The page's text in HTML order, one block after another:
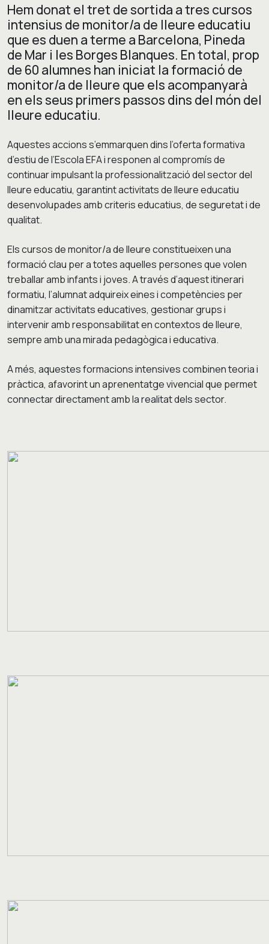
Hem donat el tret de sortida a tres cursos
intensius de monitor/a de lleure educatiu
que es duen a terme a Barcelona, Pineda
de Mar i les Borges Blanques. En total, prop
de 60 alumnes han iniciat la formació de
monitor/a de lleure que els acompanyarà
en els seus primers passos dins del món del
lleure educatiu.
Aquestes accions s’emmarquen dins l’oferta formativa
d’estiu de l’Escola EFA i responen al compromís de
continuar impulsant la professionalització del sector del
lleure educatiu, garantint activitats de lleure educatiu
desenvolupades amb criteris educatius, de seguretat i de
qualitat.
Els cursos de monitor/a de lleure constitueixen una
formació clau per a totes aquelles persones que volen
treballar amb infants i joves. A través d’aquest itinerari
formatiu, l’alumnat adquireix eines i competències per
dinamitzar activitats educatives, gestionar grups i
intervenir amb responsabilitat en contextos de lleure,
sempre amb una mirada pedagògica i educativa.
A més, aquestes formacions intensives combinen teoria i
pràctica, afavorint un aprenentatge vivencial que permet
connectar directament amb la realitat dels sector.